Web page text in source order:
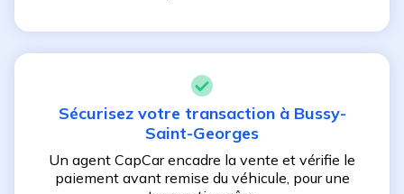
Sécurisez votre transaction à Bussy-
Saint-Georges
Un agent CapCar encadre la vente et vérifie le
paiement avant remise du véhicule, pour une